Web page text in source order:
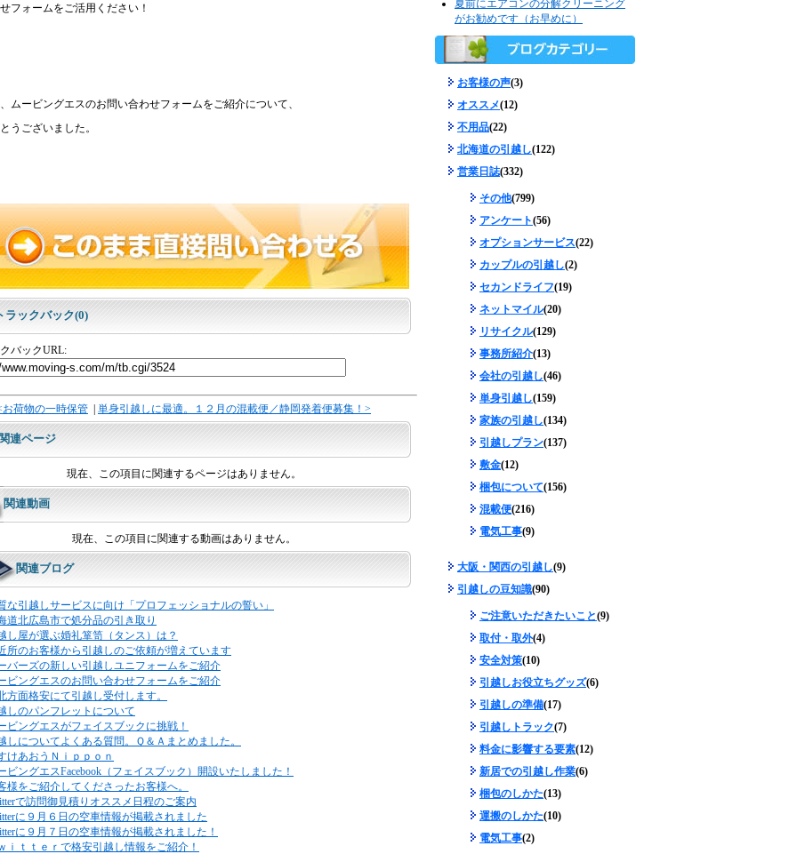
フォームをご活用ください！
ムービングエスのお問い合わせフォームをご紹介について、
うございました。
ラックバック(0)
バックURL:
お荷物の一時保管 単身引越しに最適。１２月の混載便／静岡発着便募集！>
連ページ
現在、この項目に関連するページはありません。
関連動画
現在、この項目に関連する動画はありません。
関連ブログ
な引越しサービスに向け「プロフェッショナルの誓い」
道北広島市で処分品の引き取り
し屋が選ぶ婚礼箪笥（タンス）は？
所のお客様から引越しのご依頼が増えています
バーズの新しい引越しユニフォームをご紹介
ビングエスのお問い合わせフォームをご紹介
方面格安にて引越し受付します。
しのパンフレットについて
ビングエスがフェイスブックに挑戦！
しについてよくある質問。Ｑ＆Ａまとめました。
けあおうＮｉｐｐｏｎ
ビングエスFacebook（フェイスブック）開設いたしました！
様をご紹介してくださったお客様へ。
で訪問御見積りオススメ日程のご案内
に９月６日の空車情報が掲載されました
に９月７日の空車情報が掲載されました！
ｉｔｔｅｒで格安引越し情報をご紹介！
夏前にエアコンの分解クリーニング
がお勧めです（お早めに）
お客様の声(3)
オススメ(12)
不用品(22)
北海道の引越し(122)
営業日誌(332)
その他(799)
アンケート(56)
オプションサービス(22)
カップルの引越し(2)
セカンドライフ(19)
ネットマイル(20)
リサイクル(129)
事務所紹介(13)
会社の引越し(46)
単身引越し(159)
家族の引越し(134)
引越しプラン(137)
敷金(12)
梱包について(156)
混載便(216)
電気工事(9)
大阪・関西の引越し(9)
引越しの豆知識(90)
ご注意いただきたいこと(9)
取付・取外(4)
安全対策(10)
引越しお役立ちグッズ(6)
引越しの準備(17)
引越しトラック(7)
料金に影響する要素(12)
新居での引越し作業(6)
梱包のしかた(13)
運搬のしかた(10)
電気工事(2)